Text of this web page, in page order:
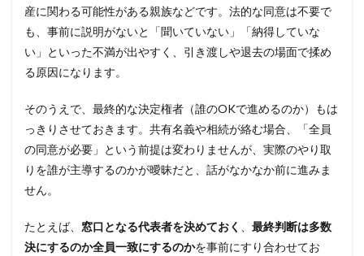
産に関わる可能性がある親族などです。法的な同意は不要で
も、事前に説明がないと「聞いていない」「納得していな
い」といった不満が出やすく、引き渡しや退去の場面で揉め
る原因になります。
そのうえで、最終的な決定権者（誰のOKで進めるのか）もは
っきりさせておきます。共有名義や相続が絡む場合、「全員
の同意が必要」という前提は変わりませんが、実際のやり取
りを誰が主導するのかが曖昧だと、話がなかなか前に進みま
せん。
たとえば、 窓口となる代表者を決めておく
最終判断は多数
決にするのか全員一致にするのかを事前にすり合わせてお